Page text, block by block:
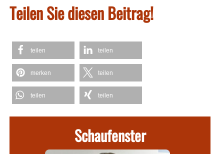
Teilen Sie diesen Beitrag!
teilen teilen
merken teilen
teilen teilen
Schaufenster